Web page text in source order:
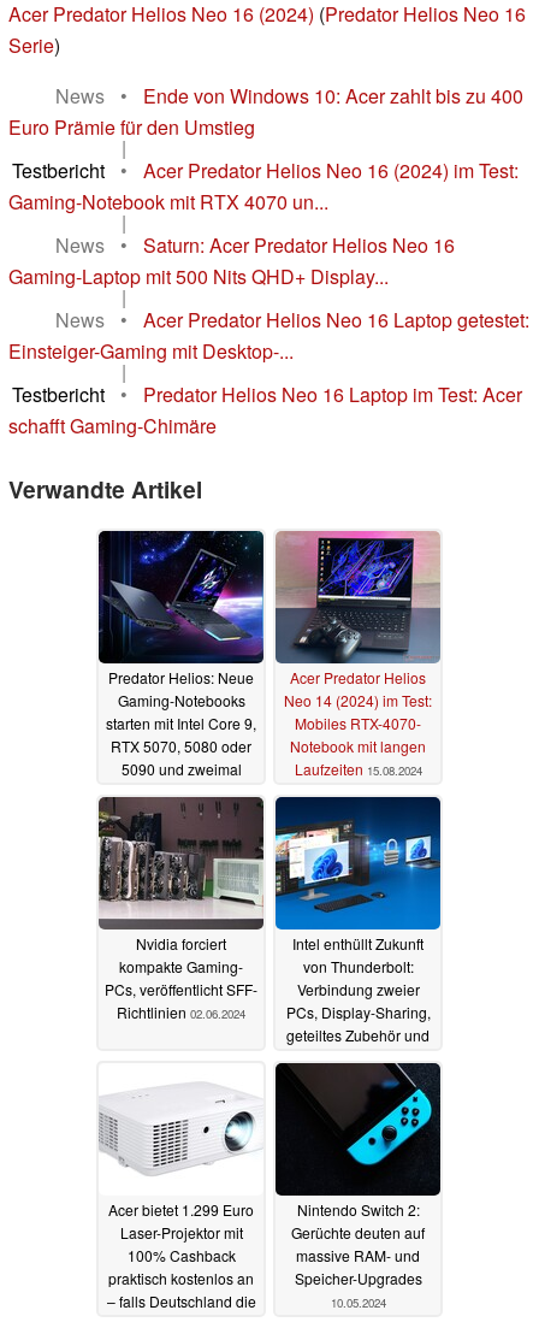
Acer Predator Helios Neo 16 (2024) (Predator Helios Neo 16
Serie)
News
•
Ende von Windows 10: Acer zahlt bis zu 400
Euro Prämie für den Umstieg
|
Testbericht
•
Acer Predator Helios Neo 16 (2024) im Test:
Gaming-Notebook mit RTX 4070 un...
|
News
•
Saturn: Acer Predator Helios Neo 16
Gaming-Laptop mit 500 Nits QHD+ Display...
|
News
•
Acer Predator Helios Neo 16 Laptop getestet:
Einsteiger-Gaming mit Desktop-...
|
Testbericht
•
Predator Helios Neo 16 Laptop im Test: Acer
schafft Gaming-Chimäre
Verwandte Artikel
Predator Helios: Neue
Gaming-Notebooks
starten mit Intel Core 9,
RTX 5070, 5080 oder
5090 und zweimal
Thunderbolt 507.01.2025
Acer Predator Helios
Neo 14 (2024) im Test:
Mobiles RTX-4070-
Notebook mit langen
Laufzeiten 15.08.2024
Nvidia forciert
kompakte Gaming-
PCs, veröffentlicht SFF-
Richtlinien 02.06.2024
Intel enthüllt Zukunft
von Thunderbolt:
Verbindung zweier
PCs, Display-Sharing,
geteiltes Zubehör und
mehr15.05.2024
Acer bietet 1.299 Euro
Laser-Projektor mit
100% Cashback
praktisch kostenlos an
– falls Deutschland die
Nintendo Switch 2:
Gerüchte deuten auf
massive RAM- und
Speicher-Upgrades
10.05.2024